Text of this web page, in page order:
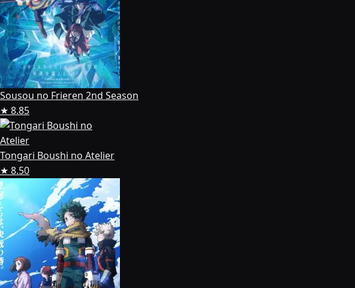
Sousou no Frieren 2nd Season
★ 8.85
Tongari Boushi no Atelier
★ 8.50